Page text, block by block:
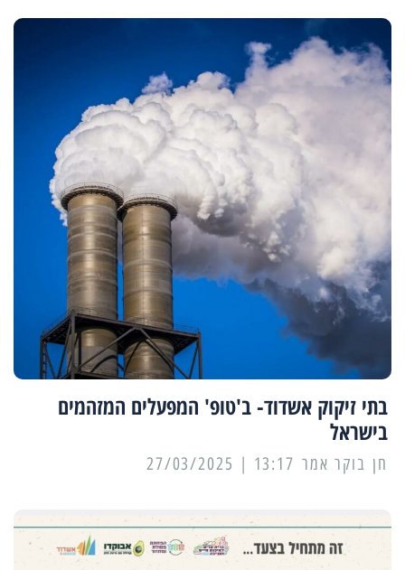
בתי זיקוק אשדוד- ב'טופ' המפעלים המזהמים
בישראל
13:17 | 27/03/2025